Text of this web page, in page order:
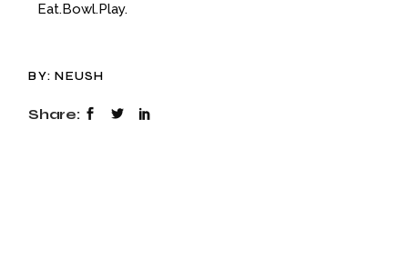
Eat.Bowl.Play.
BY: NEUSH
Share: